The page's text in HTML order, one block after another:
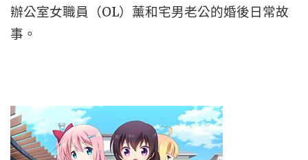
辦公室女職員（OL）薰和宅男老公的婚後日常故
事。